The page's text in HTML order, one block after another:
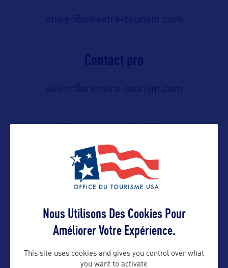
olivier@orkestra-tourism.com
Contact pro
olivier@orkestra-tourism.com
Contact grand public
olivier@orkestra-tourism.com
Nous Utilisons Des Cookies Pour
Améliorer Votre Expérience.
This site uses cookies and gives you control over what
you want to activate